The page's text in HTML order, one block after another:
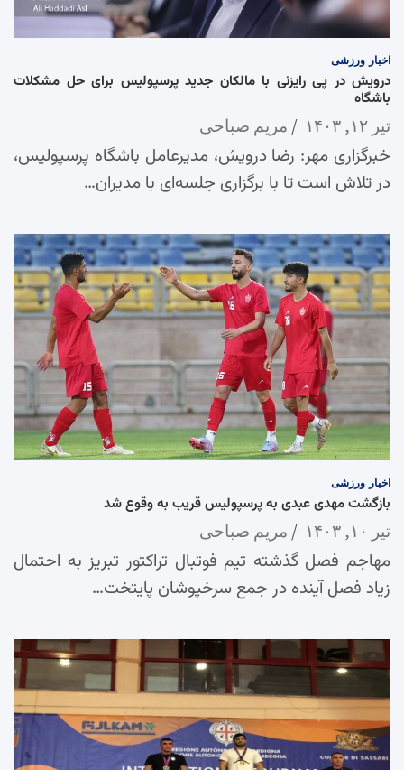
اخبار ورزشی
درویش در پی رایزنی با مالکان جدید پرسپولیس برای حل مشکلات
باشگاه
تیر ۱۲, ۱۴۰۳ مریم صباحی
خبرگزاری مهر: رضا درویش، مدیرعامل باشگاه پرسپولیس،
در تلاش است تا با برگزاری جلسه‌ای با مدیران…
اخبار ورزشی
بازگشت مهدی عبدی به پرسپولیس قریب به وقوع شد
تیر ۱۰, ۱۴۰۳ مریم صباحی
مهاجم فصل گذشته تیم فوتبال تراکتور تبریز به احتمال
زیاد فصل آینده در جمع سرخپوشان پایتخت…